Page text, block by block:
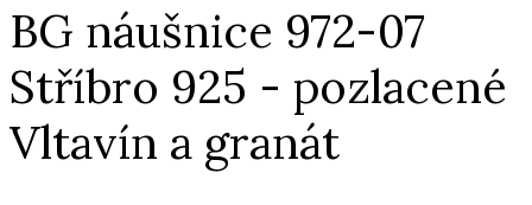
BG náušnice 972-07
Stříbro 925 - pozlacené
Vltavín a granát